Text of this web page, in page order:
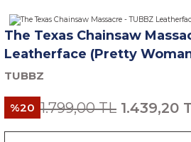
The Texas Chainsaw
Leatherface (Pretty
TUBBZ
%20 1.799,00 TL 1.439,20